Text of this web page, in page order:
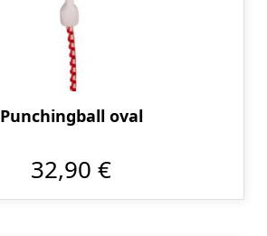
Punchingball oval
32,90 €